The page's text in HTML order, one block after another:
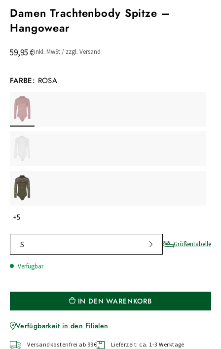
Damen Trachtenbody Spitze –
Hangowear
59,95 €inkl. MwSt / zzgl. Versand
FARBE: ROSA
+5
Größentabelle
S
Verfügbar
IN DEN WARENKORB
Verfügbarkeit in den Filialen
Versandkostenfrei ab 99€ Lieferzeit: ca. 1-3 Werktage